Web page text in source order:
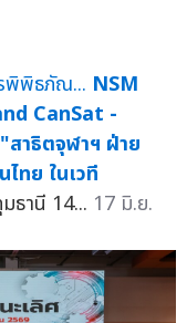
NSM
CanSat -
าธิตจุฬาฯ ฝ่าย
ทย ในเวที
ธานี 14... 17 มิ.ย.